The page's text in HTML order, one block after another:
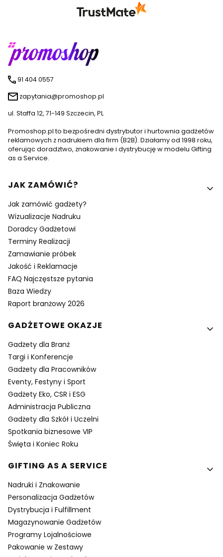
91 404 0557
zapytania@promoshop.pl
ul. Staffa 12, 71-149 Szczecin, PL
Promoshop.pl to bezpośredni dystrybutor i hurtownia gadżetów
reklamowych z nadrukiem dla firm (B2B). Działamy od 1998 roku,
oferując doradztwo, znakowanie i dystrybucję w modelu Gifting
as a Service.
Linki w stopce
JAK ZAMÓWIĆ?
Jak zamówić gadżety?
Wizualizacje Nadruku
Doradcy Gadżetowi
Terminy Realizacji
Zamawianie próbek
Jakość i Reklamacje
FAQ Najczęstsze pytania
Baza Wiedzy
Raport branżowy 2026
GADŻETOWE OKAZJE
Gadżety dla Branż
Targi i Konferencje
Gadżety dla Pracowników
Eventy, Festyny i Sport
Gadżety Eko, CSR i ESG
Administracja Publiczna
Gadżety dla Szkół i Uczelni
Spotkania biznesowe VIP
Święta i Koniec Roku
GIFTING AS A SERVICE
Nadruki i Znakowanie
Personalizacja Gadżetów
Dystrybucja i Fulfillment
Magazynowanie Gadżetów
Programy Lojalnościowe
Pakowanie w Zestawy